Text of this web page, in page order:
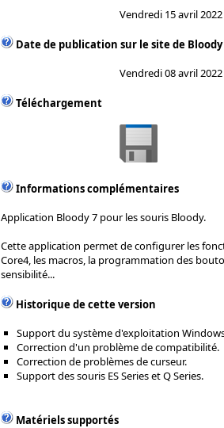
Vendredi 15 avril 2022
Date de publication sur le site de Bloody
Vendredi 08 avril 2022
Téléchargement
Informations complémentaires
Application Bloody 7 pour les souris Bloody.
Cette application permet de configurer les
Core4, les macros, la programmation des
sensibilité...
Historique de cette version
Support du système d'exploitation
Correction d'un problème de compatibilité.
Correction de problèmes de curseur.
Support des souris ES Series et Q Series.
Matériels supportés